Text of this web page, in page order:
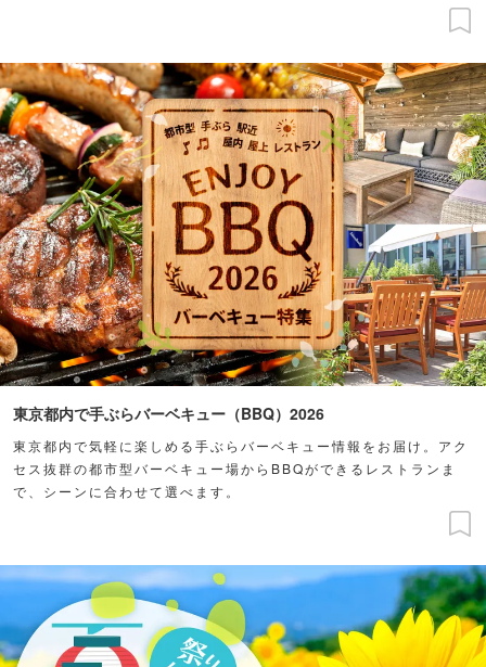
東京都内で手ぶらバーベキュー（BBQ）2026
東京都内で気軽に楽しめる手ぶらバーベキュー情報をお届け。アク
セス抜群の都市型バーベキュー場からBBQができるレストランま
で、シーンに合わせて選べます。